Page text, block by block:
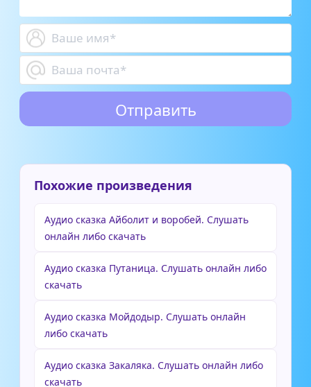
Похожие произведения
Аудио сказка Айболит и воробей. Слушать
онлайн либо скачать
Аудио сказка Путаница. Слушать онлайн либо
скачать
Аудио сказка Мойдодыр. Слушать онлайн
либо скачать
Аудио сказка Закаляка. Слушать онлайн либо
скачать